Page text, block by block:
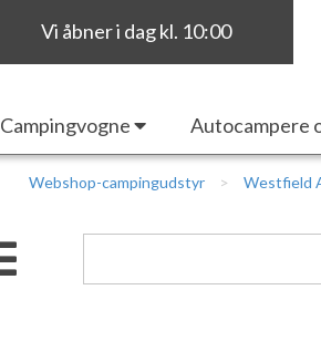
Vi åbner i dag kl. 10:00
Campingvogne Autocampere
Webshop-campingudstyr Westfield